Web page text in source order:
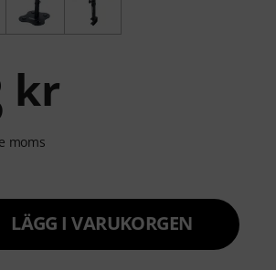
kr
moms
LÄGG I VARUKORGEN